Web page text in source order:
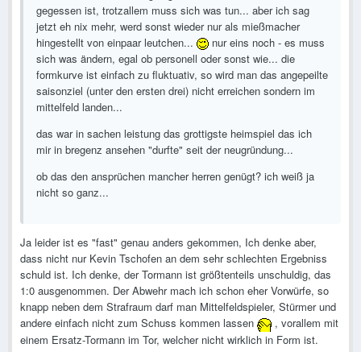
gegessen ist, trotzallem muss sich was tun... aber ich sag
jetzt eh nix mehr, werd sonst wieder nur als mießmacher
hingestellt von einpaar leutchen...
nur eins noch - es muss
sich was ändern, egal ob personell oder sonst wie... die
formkurve ist einfach zu fluktuativ, so wird man das angepeilte
saisonziel (unter den ersten drei) nicht erreichen sondern im
mittelfeld landen...
das war in sachen leistung das grottigste heimspiel das ich
mir in bregenz ansehen "durfte" seit der neugründung...
ob das den ansprüchen mancher herren genügt? ich weiß ja
nicht so ganz...
Ja leider ist es "fast" genau anders gekommen, Ich denke aber,
dass nicht nur Kevin Tschofen an dem sehr schlechten Ergebniss
schuld ist. Ich denke, der Tormann ist größtenteils unschuldig, das
1:0 ausgenommen. Der Abwehr mach ich schon eher Vorwürfe, so
knapp neben dem Strafraum darf man Mittelfeldspieler, Stürmer und
andere einfach nicht zum Schuss kommen lassen
, vorallem mit
einem Ersatz-Tormann im Tor, welcher nicht wirklich in Form ist.